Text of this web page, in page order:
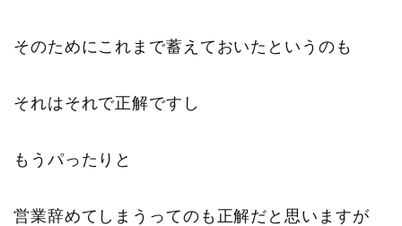
そのためにこれまで蓄えておいたというのも
それはそれで正解ですし
もうパったりと
営業辞めてしまうってのも正解だと思いますが